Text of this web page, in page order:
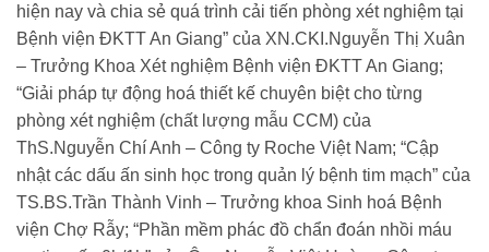
hiện nay và chia sẻ quá trình cải tiến phòng xét nghiệm tại
Bệnh viện ĐKTT An Giang” của XN.CKI.Nguyễn Thị Xuân
– Trưởng Khoa Xét nghiệm Bệnh viện ĐKTT An Giang;
“Giải pháp tự động hoá thiết kế chuyên biệt cho từng
phòng xét nghiệm (chất lượng mẫu CCM) của
ThS.Nguyễn Chí Anh – Công ty Roche Việt Nam; “Cập
nhật các dấu ấn sinh học trong quản lý bệnh tim mạch” của
TS.BS.Trần Thành Vinh – Trưởng khoa Sinh hoá Bệnh
viện Chợ Rẫy; “Phần mềm phác đồ chẩn đoán nhồi máu